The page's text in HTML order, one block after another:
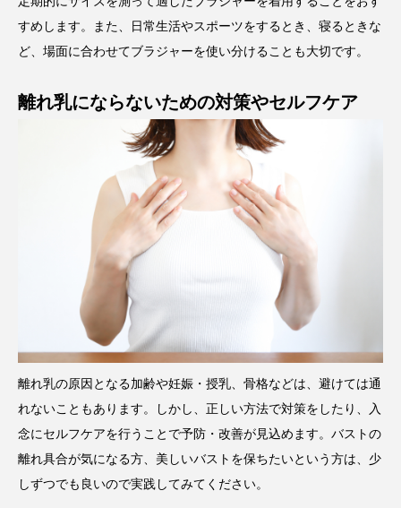
すめします。また、日常生活やスポーツをするとき、寝るときな
ど、場面に合わせてブラジャーを使い分けることも大切です。
離れ乳にならないための対策やセルフケア
離れ乳の原因となる加齢や妊娠・授乳、骨格などは、避けては通
れないこともあります。しかし、正しい方法で対策をしたり、入
念にセルフケアを行うことで予防・改善が見込めます。バストの
離れ具合が気になる方、美しいバストを保ちたいという方は、少
しずつでも良いので実践してみてください。